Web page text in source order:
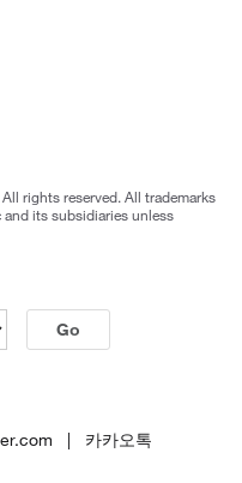
rights reserved. All trademarks
its subsidiaries unless
Go
| 카카오톡